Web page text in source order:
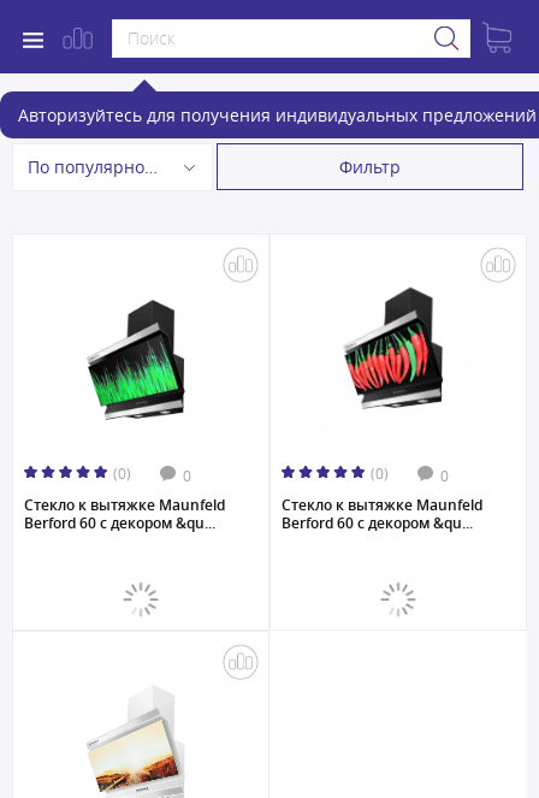
Авторизуйтесь для получения индивидуальных предложений
Панели для вытяжек
По популярности Фильтр
(0) 0
Стекло к вытяжке Maunfeld
Berford 60 с декором &qu...
(0) 0
Стекло к вытяжке Maunfeld
Berford 60 с декором &qu...